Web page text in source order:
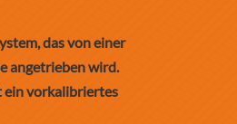
das von einer
angetrieben wird.
ein vorkalibriertes